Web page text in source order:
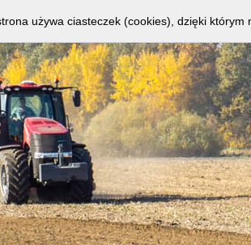
używa ciasteczek (cookies), dzięki którym